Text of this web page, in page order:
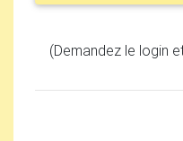
(Demandez le login